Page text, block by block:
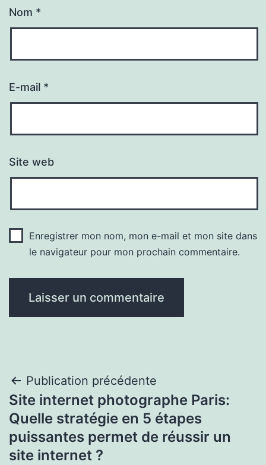
Nom *
E-mail *
Site web
Enregistrer mon nom, mon e-mail et mon site dans
le navigateur pour mon prochain commentaire.
Navigation
de
l’article
Publication précédente
Site internet photographe Paris:
Quelle stratégie en 5 étapes
puissantes permet de réussir un
site internet ?